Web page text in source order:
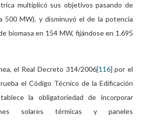
multiplicó sus objetivos pasando de
500 MW), y disminuyó el de la potencia
biomasa en 154 MW, fijándose en 1.695
el Real Decreto 314/2006[116] por el
el Código Técnico de la Edificación
la obligatoriedad de incorporar
solares térmicas y paneles